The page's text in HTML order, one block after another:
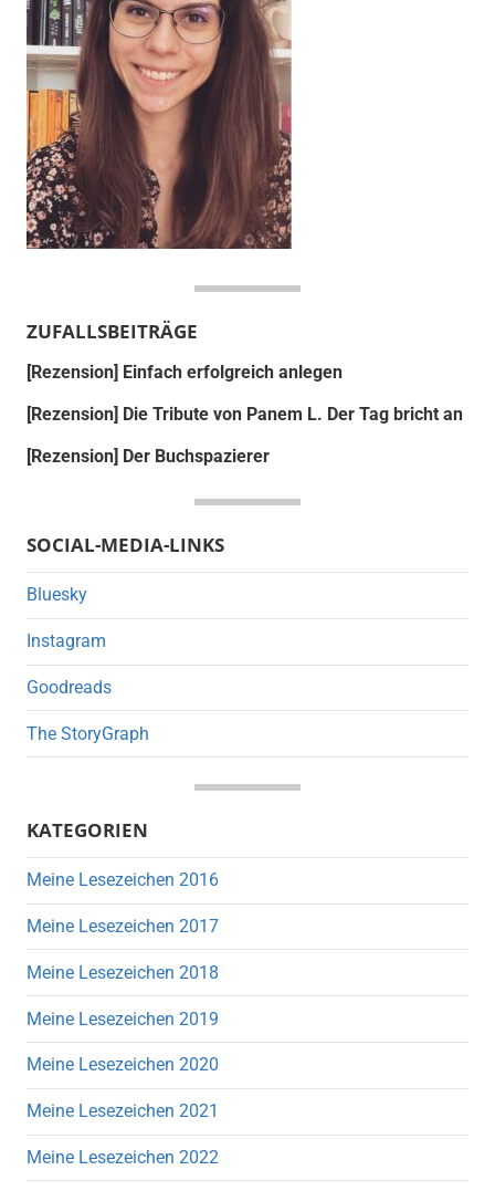
ZUFALLSBEITRÄGE
[Rezension] Einfach erfolgreich anlegen
[Rezension] Die Tribute von Panem L. Der Tag bricht an
[Rezension] Der Buchspazierer
SOCIAL-MEDIA-LINKS
Bluesky
Instagram
Goodreads
The StoryGraph
KATEGORIEN
Meine Lesezeichen 2016
Meine Lesezeichen 2017
Meine Lesezeichen 2018
Meine Lesezeichen 2019
Meine Lesezeichen 2020
Meine Lesezeichen 2021
Meine Lesezeichen 2022